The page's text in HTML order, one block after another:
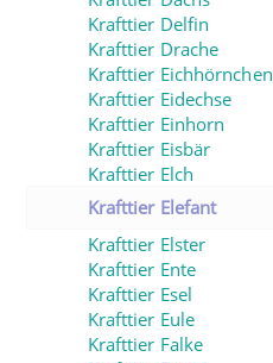
Krafttier Delfin
Krafttier Drache
Krafttier Eichhörnchen
Krafttier Eidechse
Krafttier Einhorn
Krafttier Eisbär
Krafttier Elch
Krafttier Elefant
Krafttier Elster
Krafttier Ente
Krafttier Esel
Krafttier Eule
Krafttier Falke